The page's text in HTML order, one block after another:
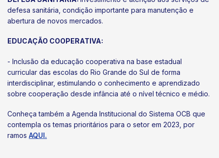
defesa sanitária, condição importante para manutenção e
abertura de novos mercados.
EDUCAÇÃO COOPERATIVA:
- Inclusão da educação cooperativa na base estadual
curricular das escolas do Rio Grande do Sul de forma
interdisciplinar, estimulando o conhecimento e aprendizado
sobre cooperação desde infância até o nível técnico e médio.
Conheça também a Agenda Institucional do Sistema OCB que
contempla os temas prioritários para o setor em 2023, por
ramos AQUI.